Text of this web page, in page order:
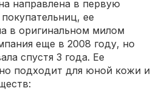
направлена в первую
ее
в оригинальном милом
еще в 2008 году, но
спустя 3 года. Ее
подходит для юной кожи и